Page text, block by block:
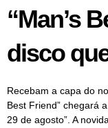
“Man’s
disco
Recebam a capa do
Best Friend” chegará
29 de agosto”. A